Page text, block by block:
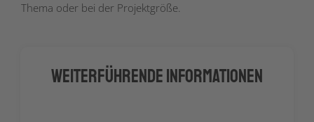
Thema oder bei der Projektgröße.
Weiterführende Informationen